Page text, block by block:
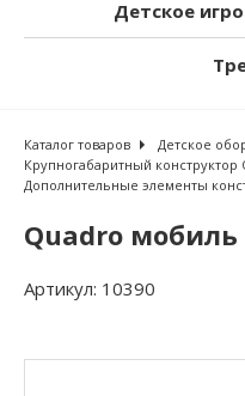
Детское
Каталог товаров
Детское
Крупногабаритный конструктор
Дополнительные элементы
Quadro мобиль
Артикул: 10390